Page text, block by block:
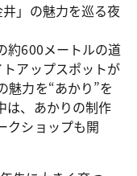
」の魅力を巡る夜
約600メートルの道
アップスポットが
魅力を“あかり”を
は、あかりの制作
クショップも開